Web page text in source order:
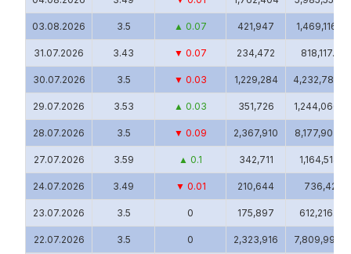
03.08.2026 3.5 ▲ 0.07 421,947 1,469,116.99
31.07.2026 3.43 ▼ 0.07 234,472 818,117.69
30.07.2026 3.5 ▼ 0.03 1,229,284
29.07.2026 3.53 ▲ 0.03 351,726
28.07.2026 3.5 ▼ 0.09 2,367,910
27.07.2026 3.59 ▲ 0.1 342,711 1,164,514.4
24.07.2026 3.49 ▼ 0.01 210,644 736,424
23.07.2026 3.5 0 175,897 612,216.33
22.07.2026 3.5 0 2,323,916